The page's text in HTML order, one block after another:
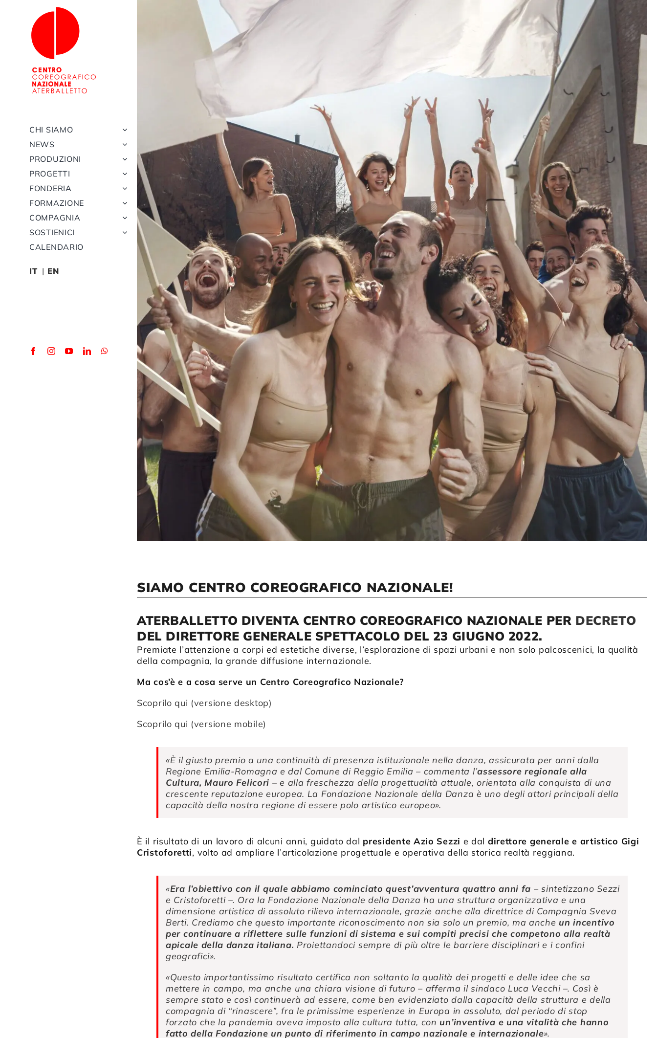
contenuto
CHI SIAMO
NEWS
PRODUZIONI
PROGETTI
FONDERIA
FORMAZIONE
COMPAGNIA
SOSTIENICI
CALENDARIO
IT EN
SIAMO CENTRO COREOGRAFICO NAZIONALE!
ATERBALLETTO DIVENTA CENTRO COREOGRAFICO NAZIONALE PER DECRETO
DEL DIRETTORE GENERALE SPETTACOLO DEL 23 GIUGNO 2022.
Premiate l’attenzione a corpi ed estetiche diverse, l’esplorazione di spazi urbani e non solo palcoscenici, la qualità
della compagnia, la grande diffusione internazionale.
Ma cos’è e a cosa serve un Centro Coreografico Nazionale?
Scoprilo qui (versione desktop)
Scoprilo qui (versione mobile)
«È il giusto premio a una continuità di presenza istituzionale nella danza, assicurata per anni dalla
Regione Emilia-Romagna e dal Comune di Reggio Emilia – commenta l’assessore regionale alla
Cultura, Mauro Felicori – e alla freschezza della progettualità attuale, orientata alla conquista di una
crescente reputazione europea. La Fondazione Nazionale della Danza è uno degli attori principali della
capacità della nostra regione di essere polo artistico europeo».
È il risultato di un lavoro di alcuni anni, guidato dal presidente Azio Sezzi e dal direttore generale e artistico Gigi
Cristoforetti, volto ad ampliare l’articolazione progettuale e operativa della storica realtà reggiana.
«Era l’obiettivo con il quale abbiamo cominciato quest’avventura quattro anni fa – sintetizzano Sezzi
e Cristoforetti –. Ora la Fondazione Nazionale della Danza ha una struttura organizzativa e una
dimensione artistica di assoluto rilievo internazionale, grazie anche alla direttrice di Compagnia Sveva
Berti. Crediamo che questo importante riconoscimento non sia solo un premio, ma anche un incentivo
per continuare a riflettere sulle funzioni di sistema e sui compiti precisi che competono alla realtà
apicale della danza italiana. Proiettandoci sempre di più oltre le barriere disciplinari e i confini
geografici».
«Questo importantissimo risultato certifica non soltanto la qualità dei progetti e delle idee che sa
mettere in campo, ma anche una chiara visione di futuro – afferma il sindaco Luca Vecchi –. Così è
sempre stato e così continuerà ad essere, come ben evidenziato dalla capacità della struttura e della
compagnia di “rinascere”, fra le primissime esperienze in Europa in assoluto, dal periodo di stop
forzato che la pandemia aveva imposto alla cultura tutta, con un’inventiva e una vitalità che hanno
fatto della Fondazione un punto di riferimento in campo nazionale e internazionale».